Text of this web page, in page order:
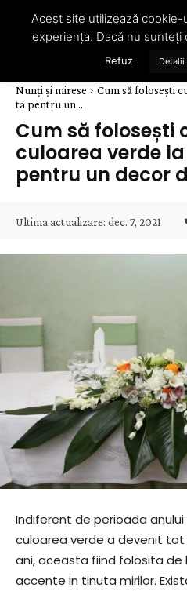
Nunți și mirese
Cum să folosești
ta pentru un...
Cum să folosești
culoarea verde
pentru un decor
Ultima actualizare: dec. 7, 2021
Indiferent de perioada
culoarea verde a devenit tot
ani, aceasta fiind folosita de
accente in tinuta mirilor.
Acest site utilizează
experiența. Dacă nu sunteți
Refuz Detalii